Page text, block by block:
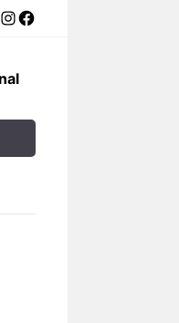
Instagram
Facebook